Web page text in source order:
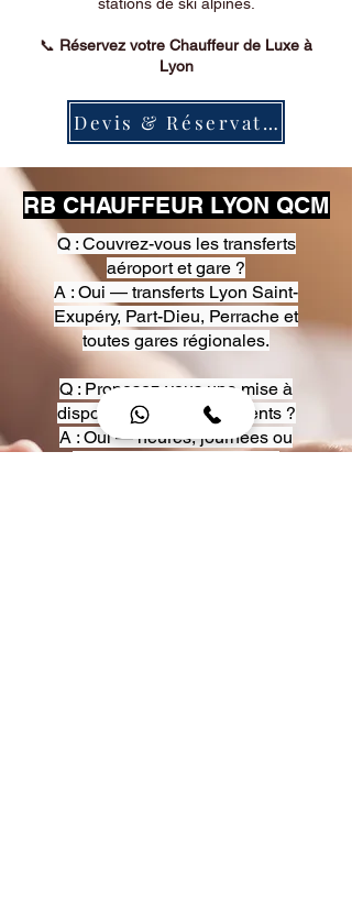
📞 Réservez votre Chauffeur de Luxe à
Lyon
Devis & Réservation
RB CHAUFFEUR LYON QCM
Q : Couvrez-vous les transferts
aéroport et gare ?
A : Oui — transferts Lyon Saint-
Exupéry, Part-Dieu, Perrache et
toutes gares régionales.
Q : Proposez-vous une mise à
disposition pour événements ?
A : Oui — heures, journées ou